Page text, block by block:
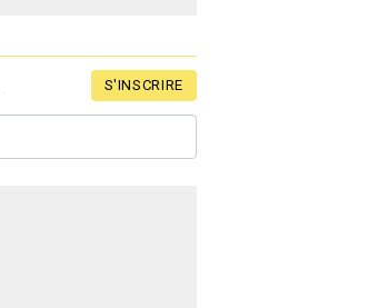
S'INSCRIRE